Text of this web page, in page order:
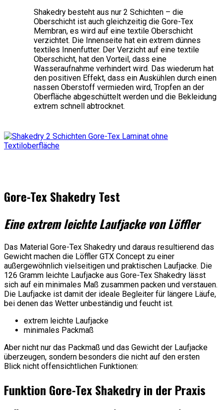
Shakedry besteht aus nur 2 Schichten – die
Oberschicht ist auch gleichzeitig die Gore-Tex
Membran, es wird auf eine textile Oberschicht
verzichtet. Die Innenseite hat ein extrem dünnes
textiles Innenfutter. Der Verzicht auf eine textile
Oberschicht, hat den Vorteil, dass eine
Wasseraufnahme verhindert wird. Das wiederum hat
den positiven Effekt, dass ein Auskühlen durch einen
nassen Oberstoff vermieden wird, Tropfen an der
Oberfläche abgeschüttelt werden und die Bekleidung
extrem schnell abtrocknet.
Gore-Tex Shakedry Test
Eine extrem leichte Laufjacke von Löffler
Das Material Gore-Tex Shakedry und daraus resultierend das
Gewicht machen die Löffler GTX Concept zu einer
außergewöhnlich vielseitigen und praktischen Laufjacke. Die
126 Gramm leichte Laufjacke aus Gore-Tex Shakedry lässt
sich auf ein minimales Maß zusammen packen und verstauen.
Die Laufjacke ist damit der ideale Begleiter für längere Läufe,
bei denen das Wetter unbeständig und feucht ist.
extrem leichte Laufjacke
minimales Packmaß
Aber nicht nur das Packmaß und das Gewicht der Laufjacke
überzeugen, sondern besonders die nicht auf den ersten
Blick nicht offensichtlichen Funktionen:
Funktion Gore-Tex Shakedry in der Praxis